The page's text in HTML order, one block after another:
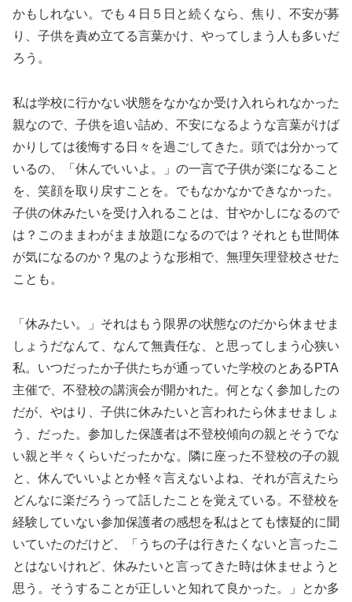
かもしれない。でも４日５日と続くなら、焦り、不安が募
り、子供を責め立てる言葉かけ、やってしまう人も多いだ
ろう。
私は学校に行かない状態をなかなか受け入れられなかった
親なので、子供を追い詰め、不安になるような言葉がけば
かりしては後悔する日々を過ごしてきた。頭では分かって
いるの、「休んでいいよ。」の一言で子供が楽になること
を、笑顔を取り戻すことを。でもなかなかできなかった。
子供の休みたいを受け入れることは、甘やかしになるので
は？このままわがまま放題になるのでは？それとも世間体
が気になるのか？鬼のような形相で、無理矢理登校させた
ことも。
「休みたい。」それはもう限界の状態なのだから休ませま
しょうだなんて、なんて無責任な、と思ってしまう心狭い
私。いつだったか子供たちが通っていた学校のとあるPTA
主催で、不登校の講演会が開かれた。何となく参加したの
だが、やはり、子供に休みたいと言われたら休ませましょ
う、だった。参加した保護者は不登校傾向の親とそうでな
い親と半々くらいだったかな。隣に座った不登校の子の親
と、休んでいいよとか軽々言えないよね、それが言えたら
どんなに楽だろうって話したことを覚えている。不登校を
経験していない参加保護者の感想を私はとても懐疑的に聞
いていたのだけど、「うちの子は行きたくないと言ったこ
とはないけれど、休みたいと言ってきた時は休ませようと
思う。そうすることが正しいと知れて良かった。」とか多